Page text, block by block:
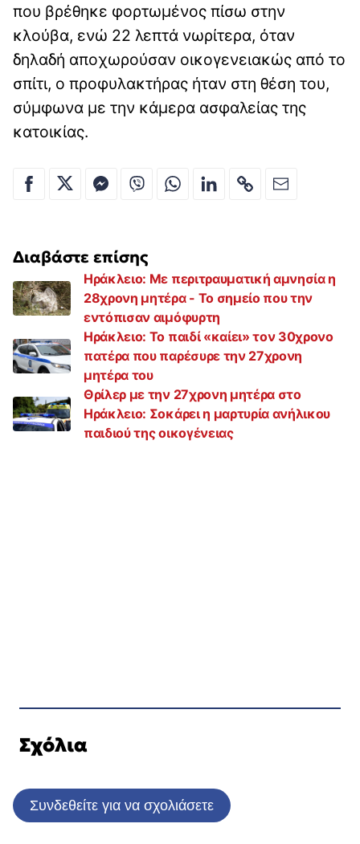
που βρέθηκε φορτωμένος πίσω στην
κλούβα, ενώ 22 λεπτά νωρίτερα, όταν
δηλαδή αποχωρούσαν οικογενειακώς από το
σπίτι, ο προφυλακτήρας ήταν στη θέση του,
σύμφωνα με την κάμερα ασφαλείας της
κατοικίας.
Διαβάστε επίσης
Ηράκλειο: Με περιτραυματική αμνησία η
28χρονη μητέρα - Το σημείο που την
εντόπισαν αιμόφυρτη
Hράκλειο: Το παιδί «καίει» τον 30χρονο
πατέρα που παρέσυρε την 27χρονη
μητέρα του
Θρίλερ με την 27χρονη μητέρα στο
Ηράκλειο: Σοκάρει η μαρτυρία ανήλικου
παιδιού της οικογένειας
Σχόλια
Συνδεθείτε για να σχολιάσετε